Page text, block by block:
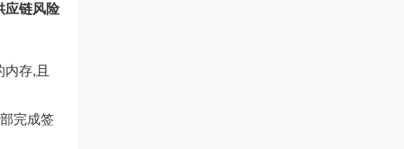
应链风险
存,且
完成签